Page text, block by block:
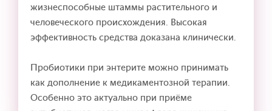
жизнеспособные штаммы растительного и
человеческого происхождения. Высокая
эффективность средства доказана клинически.
Пробиотики при энтерите можно принимать
как дополнение к медикаментозной терапии.
Особенно это актуально при приёме